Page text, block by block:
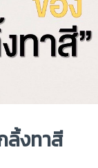
ลิ้งทาสี